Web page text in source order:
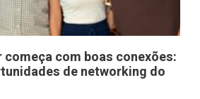
com boas conexões:
de networking do